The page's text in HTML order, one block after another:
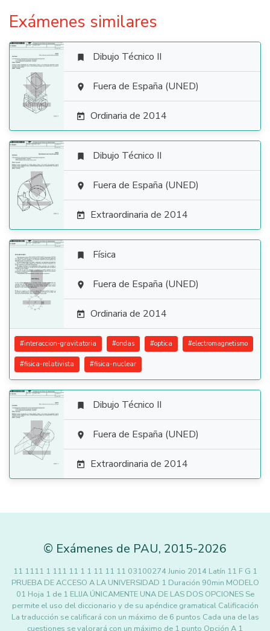
Exámenes similares

 Dibujo Técnico II
 Fuera de España (UNED)
 Ordinaria de 2014

 Dibujo Técnico II
 Fuera de España (UNED)
 Extraordinaria de 2014

 Física
 Fuera de España (UNED)
 Ordinaria de 2014
#interaccion-gravitatoria #ondas #optica #electromagnetismo
#fisica-relativista #fisica-nuclear

 Dibujo Técnico II
 Fuera de España (UNED)
 Extraordinaria de 2014
© Exámenes de PAU, 2015-2026
11 1111 1 111 11 1 1 11 11 11 03100274 Junio 2014 Latín 11 F G 1
PRUEBA DE ACCESO A LA UNIVERSIDAD 1 Duración 90min MODELO
01 Hoja 1 de 1 ELIJA ÚNICAMENTE UNA DE LAS DOS OPCIONES Se
permite el uso del diccionario y de su apéndice gramatical Calificación
La traducción se calificará con un máximo de 6 puntos Cada una de las
cuestiones se valorará con un máximo de 1 punto Opción A 1